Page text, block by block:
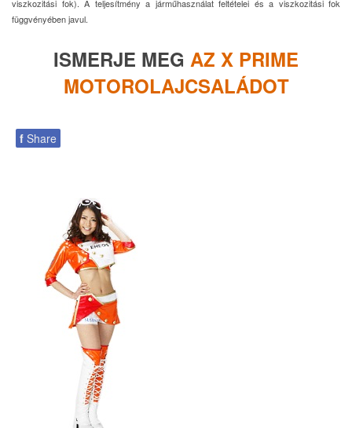
viszkozitási fok). A teljesítmény a járműhasználat feltételei és a viszkozitási fok
függvényében javul.
ISMERJE MEG AZ X PRIME
MOTOROLAJCSALÁDOT
f Share